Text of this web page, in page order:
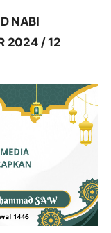
NABI
2024 / 12